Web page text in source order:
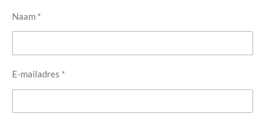
Naam *
E-mailadres *